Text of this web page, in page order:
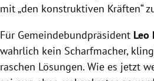
mit „den konstruktiven Kräften“
Für Gemeindebundpräsident Leo
wahrlich kein Scharfmacher,
raschen Lösungen. Wie es jetzt